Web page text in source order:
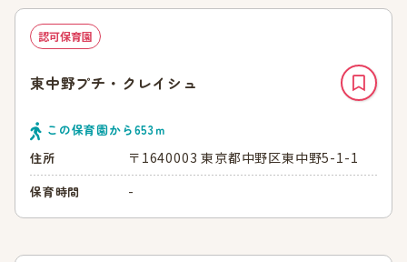
認可保育園
東中野プチ・クレイシュ
この保育園から653ｍ
住所
〒1640003 東京都中野区東中野5-1-1
保育時間 -